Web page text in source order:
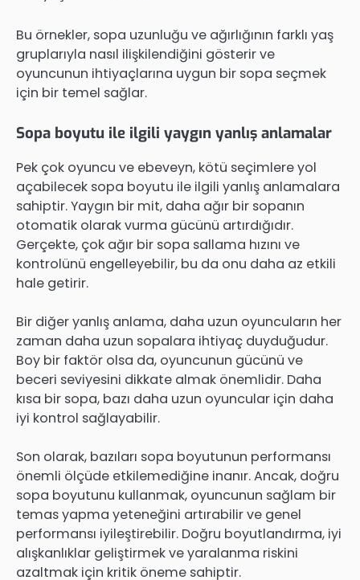
Bu örnekler, sopa uzunluğu ve ağırlığının farklı yaş
gruplarıyla nasıl ilişkilendiğini gösterir ve
oyuncunun ihtiyaçlarına uygun bir sopa seçmek
için bir temel sağlar.
Sopa boyutu ile ilgili yaygın yanlış anlamalar
Pek çok oyuncu ve ebeveyn, kötü seçimlere yol
açabilecek sopa boyutu ile ilgili yanlış anlamalara
sahiptir. Yaygın bir mit, daha ağır bir sopanın
otomatik olarak vurma gücünü artırdığıdır.
Gerçekte, çok ağır bir sopa sallama hızını ve
kontrolünü engelleyebilir, bu da onu daha az etkili
hale getirir.
Bir diğer yanlış anlama, daha uzun oyuncuların her
zaman daha uzun sopalara ihtiyaç duyduğudur.
Boy bir faktör olsa da, oyuncunun gücünü ve
beceri seviyesini dikkate almak önemlidir. Daha
kısa bir sopa, bazı daha uzun oyuncular için daha
iyi kontrol sağlayabilir.
Son olarak, bazıları sopa boyutunun performansı
önemli ölçüde etkilemediğine inanır. Ancak, doğru
sopa boyutunu kullanmak, oyuncunun sağlam bir
temas yapma yeteneğini artırabilir ve genel
performansı iyileştirebilir. Doğru boyutlandırma, iyi
alışkanlıklar geliştirmek ve yaralanma riskini
azaltmak için kritik öneme sahiptir.